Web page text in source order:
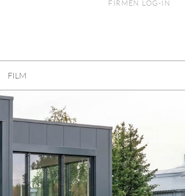
FIRMEN LOG-IN
FILM